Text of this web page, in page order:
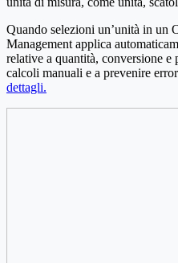
Quando selezioni un’unità in un
Management applica
relative a quantità, conversione
calcoli manuali e a prevenire
dettagli.